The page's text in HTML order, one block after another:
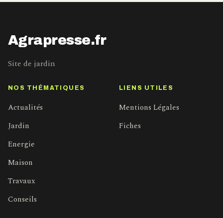
Agrapresse.fr
Site de jardin
NOS THÉMATIQUES
Actualités
Jardin
Energie
Maison
Travaux
Conseils
LIENS UTILES
Mentions Légales
Fiches